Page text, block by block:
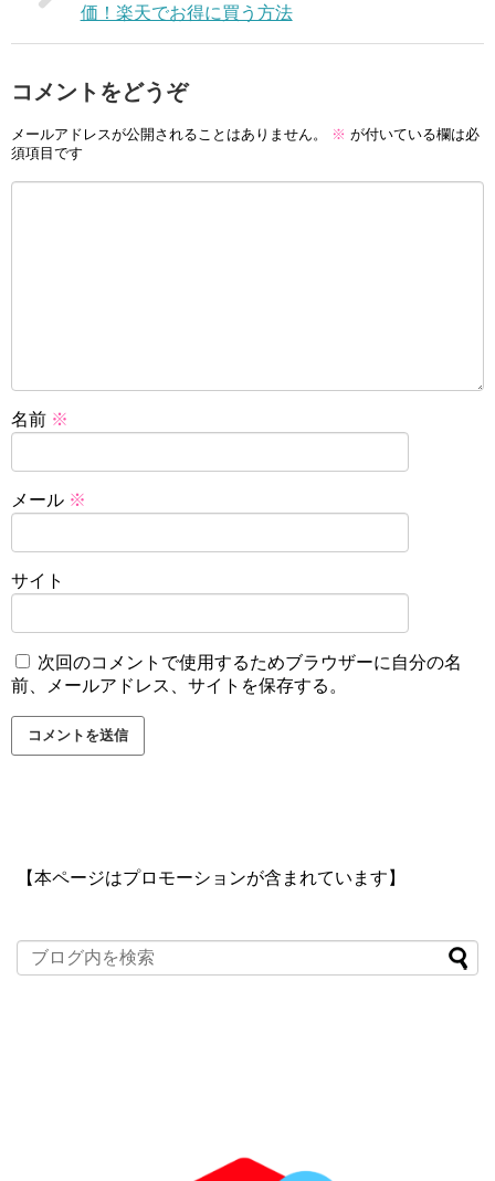
価！楽天でお得に買う方法
コメントをどうぞ
メールアドレスが公開されることはありません。 ※ が付いている欄は必
須項目です
名前 ※
メール ※
サイト
次回のコメントで使用するためブラウザーに自分の名
前、メールアドレス、サイトを保存する。
【本ページはプロモーションが含まれています】